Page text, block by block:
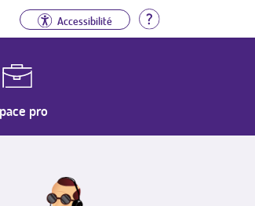
Accessibilité Aide
pro